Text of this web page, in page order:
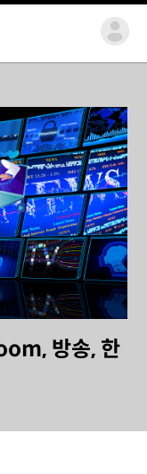
방송, 한